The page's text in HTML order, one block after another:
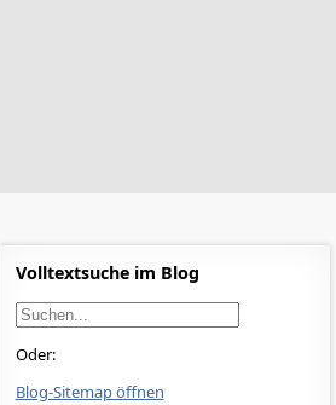
Volltextsuche im Blog
Oder:
Blog-Sitemap öffnen